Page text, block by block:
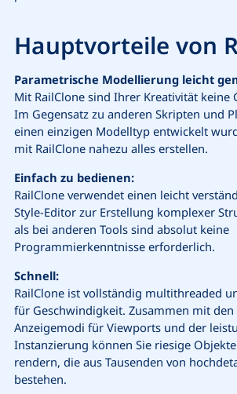
Hauptvorteile von
Parametrische Modellierung leicht
Mit RailClone sind Ihrer Kreativität keine
Im Gegensatz zu anderen Skripten und
einen einzigen Modelltyp entwickelt
mit RailClone nahezu alles erstellen.
Einfach zu bedienen:
RailClone verwendet einen leicht
Style-Editor zur Erstellung komplexer
als bei anderen Tools sind absolut keine
Programmierkenntnisse erforderlich.
Schnell:
RailClone ist vollständig multithreaded
für Geschwindigkeit. Zusammen mit
Anzeigemodi für Viewports und der
Instanzierung können Sie riesige
rendern, die aus Tausenden von
bestehen.